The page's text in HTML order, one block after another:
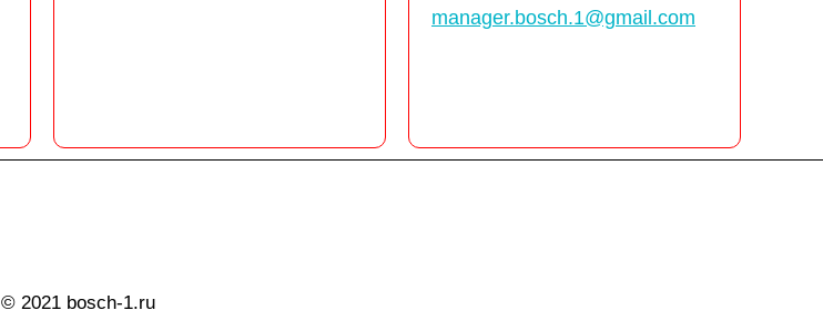
manager.bosch.1@gmail.com
© 2021 bosch-1.ru